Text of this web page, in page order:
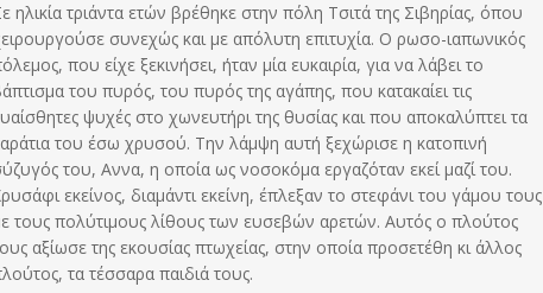
ηλικία τριάντα ετών βρέθηκε στην πόλη Τσιτά της Σιβηρίας, όπου
συνεχώς και με απόλυτη επιτυχία. Ο ρωσο-ιαπωνικός
που είχε ξεκινήσει, ήταν μία ευκαιρία, για να λάβει το
του πυρός, του πυρός της αγάπης, που κατακαίει τις
ψυχές στο χωνευτήρι της θυσίας και που αποκαλύπτει τα
του έσω χρυσού. Την λάμψη αυτή ξεχώρισε η κατοπινή
του, Αννα, η οποία ως νοσοκόμα εργαζόταν εκεί μαζί του.
εκείνος, διαμάντι εκείνη, έπλεξαν το στεφάνι του γάμου τους
τους πολύτιμους λίθους των ευσεβών αρετών. Αυτός ο πλούτος
αξίωσε της εκουσίας πτωχείας, στην οποία προσετέθη κι άλλος
τα τέσσαρα παιδιά τους.